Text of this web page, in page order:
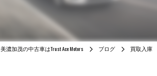
美濃加茂の中古車はTrust Ace Motors ブログ 買取入庫